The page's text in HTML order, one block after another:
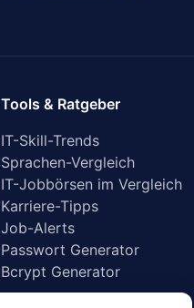
Tools & Ratgeber
IT-Skill-Trends
Sprachen-Vergleich
IT-Jobbörsen im Vergleich
Karriere-Tipps
Job-Alerts
Passwort Generator
Bcrypt Generator